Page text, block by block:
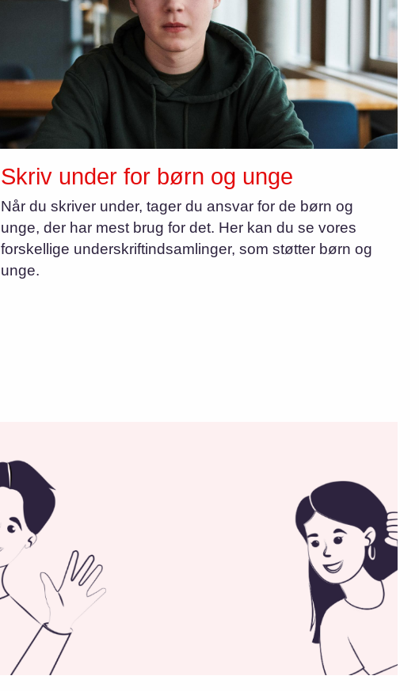
Skriv under for børn og unge
Når du skriver under, tager du ansvar for de børn og
unge, der har mest brug for det. Her kan du se vores
forskellige underskriftindsamlinger, som støtter børn og
unge.